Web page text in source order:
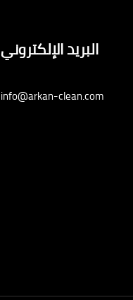
البريد الإلكتروني
info@arkan-clean.com